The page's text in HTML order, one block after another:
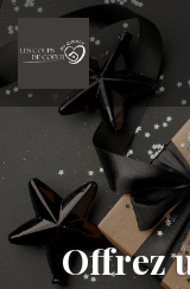
Offrez